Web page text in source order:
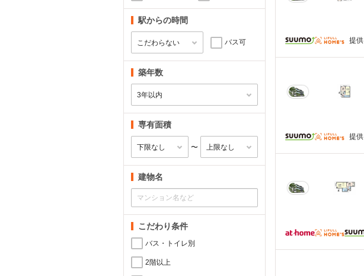
駅からの時間
バス可
築年数
専有面積
〜
建物名
こだわり条件
バス・トイレ別
2階以上
提供
提供